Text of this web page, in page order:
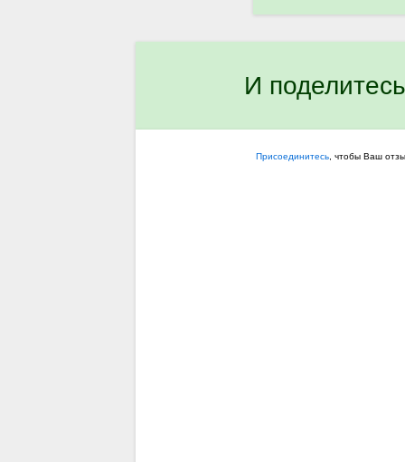
И
Присоединитесь , чтобы Ваш